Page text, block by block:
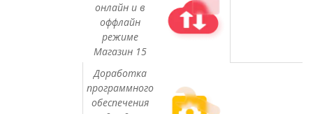
онлайн и в
оффлайн
режиме
Магазин 15
Доработка
программного
обеспечения